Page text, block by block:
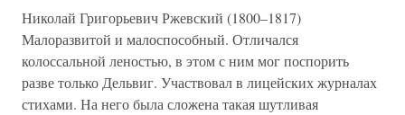
Николай Григорьевич Ржевский (1800–1817)
Малоразвитой и малоспособный. Отличался
колоссальной леностью, в этом с ним мог поспорить
разве только Дельвиг. Участвовал в лицейских журналах
стихами. На него была сложена такая шутливая